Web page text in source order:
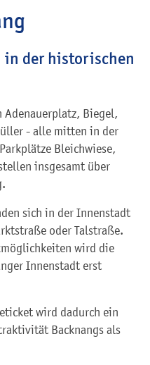
in der historischen
Adenauerplatz, Biegel,
- alle mitten in der
Bleichwiese,
insgesamt über
sich in der Innenstadt
oder Talstraße.
wird die
Innenstadt erst
wird dadurch ein
Backnangs als